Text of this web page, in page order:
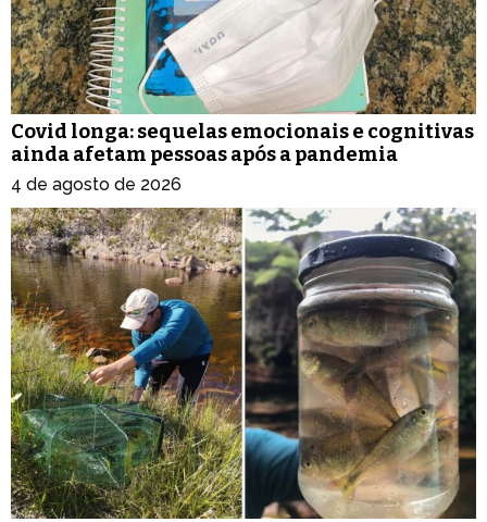
Covid longa: sequelas emocionais e cognitivas
ainda afetam pessoas após a pandemia
4 de agosto de 2026